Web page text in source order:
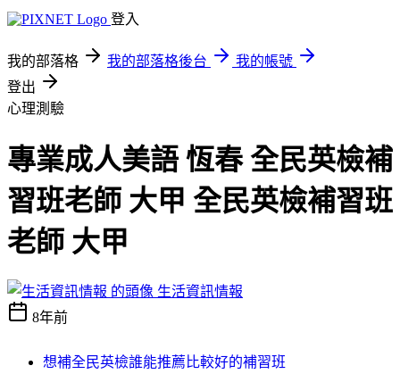
登入
我的部落格 我的部落格後台
我的帳號
登出
心理測驗
專業成人美語 恆春 全民英檢補
習班老師 大甲 全民英檢補習班
老師 大甲
生活資訊情報
8年前
想補全民英檢誰能推薦比較好的補習班